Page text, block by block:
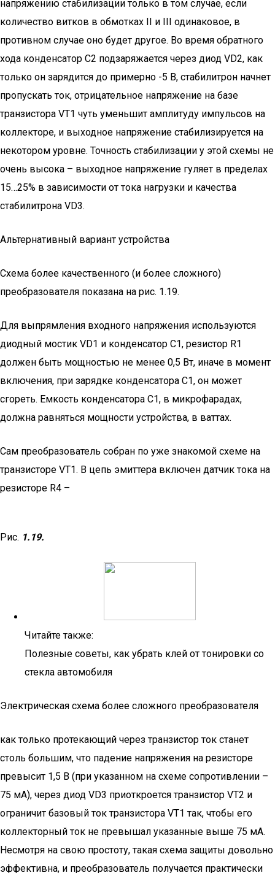
напряжению стабилизации только в том случае, если
количество витков в обмотках II и III одинаковое, в
противном случае оно будет другое. Во время обратного
хода конденсатор С2 подзаряжается через диод VD2, как
только он зарядится до примерно -5 В, стабилитрон начнет
пропускать ток, отрицательное напряжение на базе
транзистора VT1 чуть уменьшит амплитуду импульсов на
коллекторе, и выходное напряжение стабилизируется на
некотором уровне. Точность стабилизации у этой схемы не
очень высока – выходное напряжение гуляет в пределах
15…25% в зависимости от тока нагрузки и качества
стабилитрона VD3.
Альтернативный вариант устройства
Схема более качественного (и более сложного)
преобразователя показана на рис. 1.19.
Для выпрямления входного напряжения используются
диодный мостик VD1 и конденсатор С1, резистор R1
должен быть мощностью не менее 0,5 Вт, иначе в момент
включения, при зарядке конденсатора С1, он может
сгореть. Емкость конденсатора С1, в микрофарадах,
должна равняться мощности устройства, в ваттах.
Сам преобразователь собран по уже знакомой схеме на
транзисторе VT1. В цепь эмиттера включен датчик тока на
резисторе R4 –
Рис. 1.19.
Читайте также:
Полезные советы, как убрать клей от тонировки со
стекла автомобиля
Электрическая схема более сложного преобразователя
как только протекающий через транзистор ток станет
столь большим, что падение напряжения на резисторе
превысит 1,5 В (при указанном на схеме сопротивлении –
75 мА), через диод VD3 приоткроется транзистор VT2 и
ограничит базовый ток транзистора VT1 так, чтобы его
коллекторный ток не превышал указанные выше 75 мА.
Несмотря на свою простоту, такая схема защиты довольно
эффективна, и преобразователь получается практически